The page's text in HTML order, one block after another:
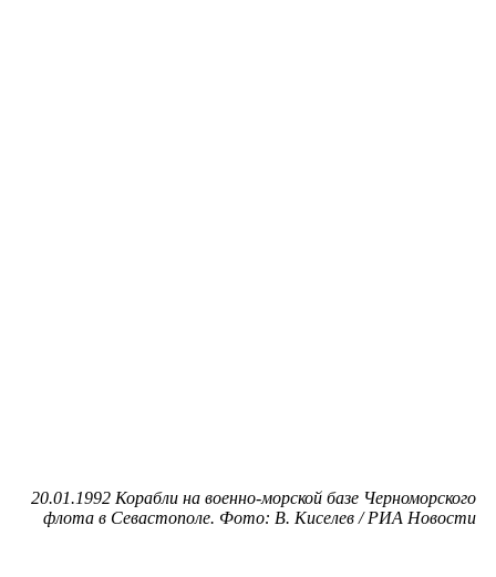
20.01.1992 Корабли на военно-морской базе Черноморского
флота в Севастополе. Фото: В. Киселев / РИА Новости